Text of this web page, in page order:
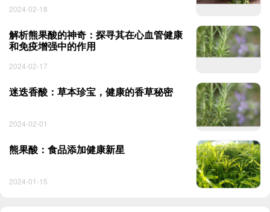
2024-02-18
解析熊果酸的神奇：探寻其在心血管健康
和免疫增强中的作用
2024-02-17
迷迭香酸：草本珍宝，健康的香草秘密
2024-02-01
熊果酸：食品添加健康新星
2024-01-15